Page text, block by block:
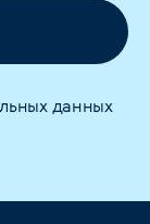
данных